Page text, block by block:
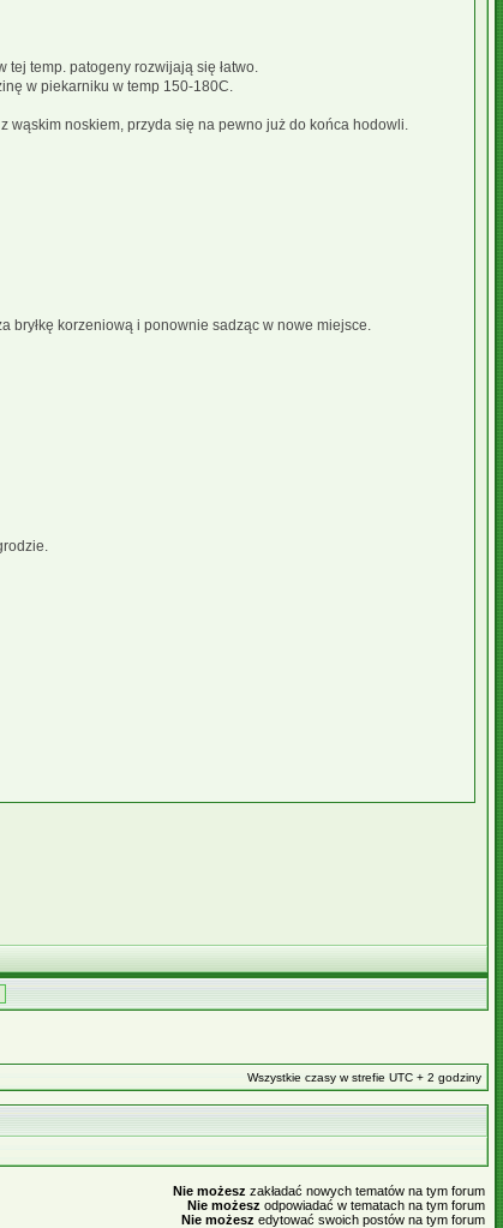
temp. patogeny rozwijają się łatwo.
w piekarniku w temp 150-180C.
wąskim noskiem, przyda się na pewno już do końca hodowli.
bryłkę korzeniową i ponownie sadząc w nowe miejsce.
Wszystkie czasy w strefie UTC + 2 godziny
Nie możesz zakładać nowych tematów na tym forum
Nie możesz odpowiadać w tematach na tym forum
Nie możesz edytować swoich postów na tym forum